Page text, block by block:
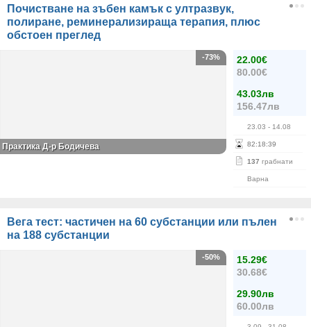
Почистване на зъбен камък с ултразвук,
полиране, реминерализираща терапия, плюс
обстоен преглед
22.00€
80.00€
43.03лв
156.47лв
23.03 - 14.08
82:18:39
137 грабнати
Варна
-73%
Практика Д-р Бодичева
Вега тест: частичен на 60 субстанции или пълен
на 188 субстанции
15.29€
30.68€
29.90лв
60.00лв
-50%